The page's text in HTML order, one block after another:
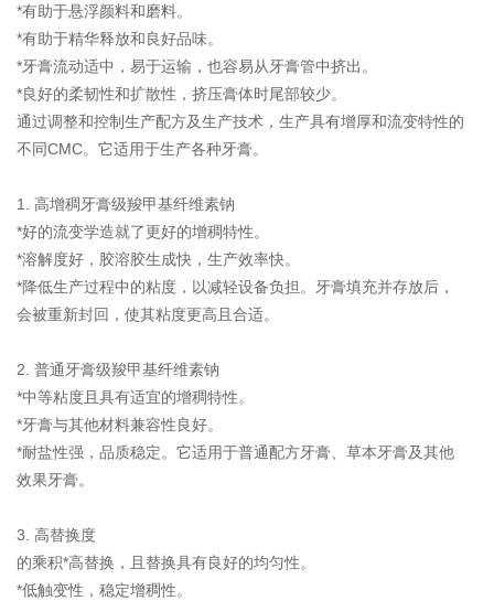
*有助于悬浮颜料和磨料。
*有助于精华释放和良好品味。
*牙膏流动适中，易于运输，也容易从牙膏管中挤出。
*良好的柔韧性和扩散性，挤压膏体时尾部较少。
通过调整和控制生产配方及生产技术，生产具有增厚和流变特性的
不同CMC。它适用于生产各种牙膏。
1. 高增稠牙膏级羧甲基纤维素钠
*好的流变学造就了更好的增稠特性。
*溶解度好，胶溶胶生成快，生产效率快。
*降低生产过程中的粘度，以减轻设备负担。牙膏填充并存放后，
会被重新封回，使其粘度更高且合适。
2. 普通牙膏级羧甲基纤维素钠
*中等粘度且具有适宜的增稠特性。
*牙膏与其他材料兼容性良好。
*耐盐性强，品质稳定。它适用于普通配方牙膏、草本牙膏及其他
效果牙膏。
3. 高替换度
的乘积*高替换，且替换具有良好的均匀性。
*低触变性，稳定增稠性。